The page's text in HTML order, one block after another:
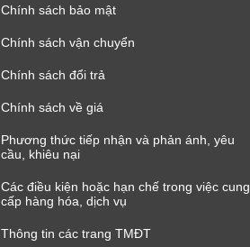
Chính sách bảo mật
Chính sách vận chuyển
Chính sách đổi trả
Chính sách về giá
Phương thức tiếp nhận và phản ánh, yêu
cầu, khiêu nại
Các điều kiện hoặc hạn chế trong việc cung
cấp hàng hóa, dịch vụ
Thông tin các trang TMĐT